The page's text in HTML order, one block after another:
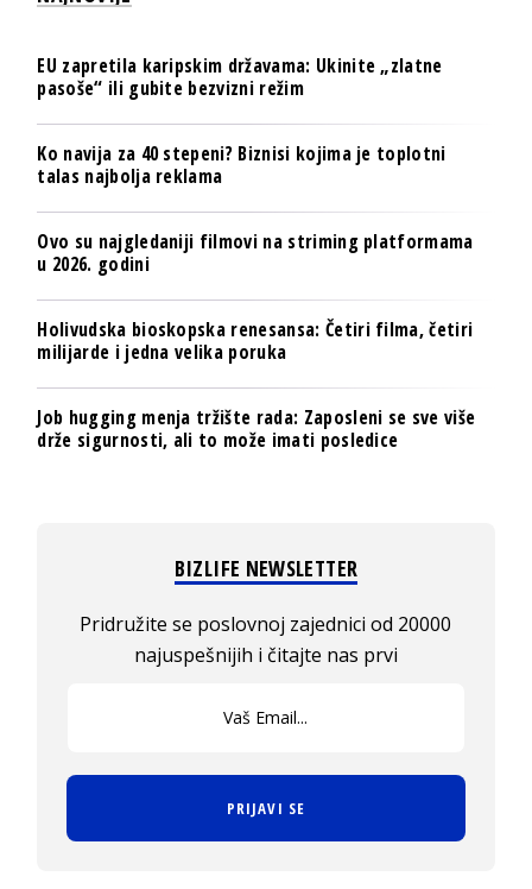
EU zapretila karipskim državama: Ukinite „zlatne
pasoše“ ili gubite bezvizni režim
Ko navija za 40 stepeni? Biznisi kojima je toplotni
talas najbolja reklama
Ovo su najgledaniji filmovi na striming platformama
u 2026. godini
Holivudska bioskopska renesansa: Četiri filma, četiri
milijarde i jedna velika poruka
Job hugging menja tržište rada: Zaposleni se sve više
drže sigurnosti, ali to može imati posledice
BIZLIFE NEWSLETTER
Pridružite se poslovnoj zajednici od 20000
najuspešnijih i čitajte nas prvi
PRIJAVI SE